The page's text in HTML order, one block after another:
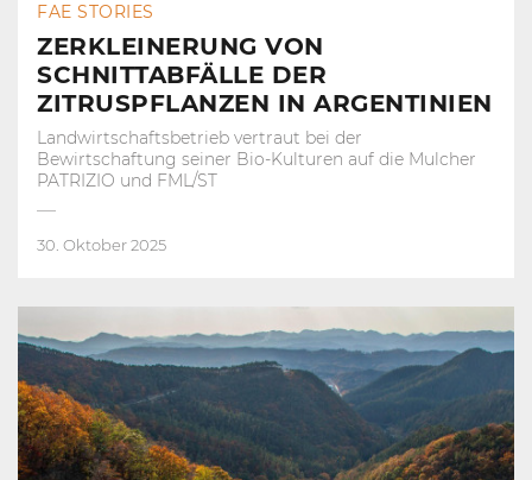
FAE STORIES
ZERKLEINERUNG VON
SCHNITTABFÄLLE DER
ZITRUSPFLANZEN IN ARGENTINIEN
Landwirtschaftsbetrieb vertraut bei der
Bewirtschaftung seiner Bio-Kulturen auf die Mulcher
PATRIZIO und FML/ST
30. Oktober 2025